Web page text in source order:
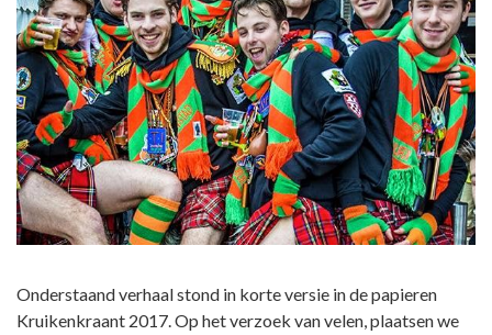
Onderstaand verhaal stond in korte versie in de papieren
Kruikenkraant 2017. Op het verzoek van velen, plaatsen we